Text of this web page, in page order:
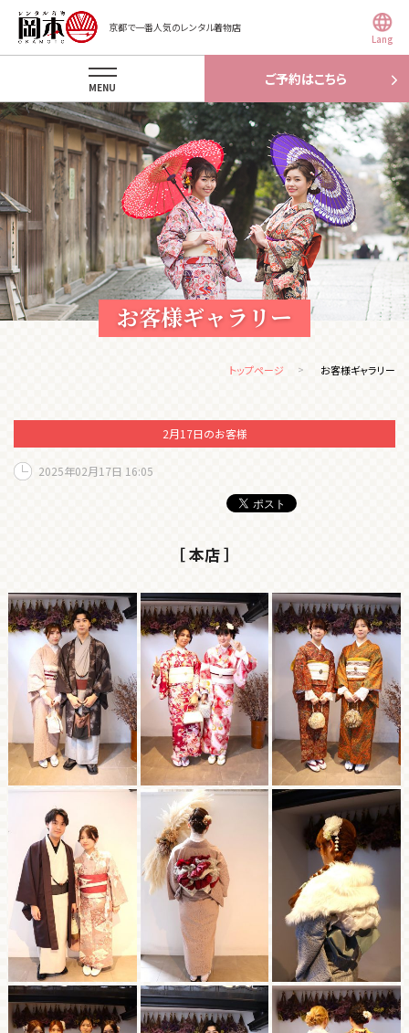
京都で一番人気のレンタル着物店
Lang
ご予約はこちら
MENU
お客様ギャラリー
トップページ お客様ギャラリー
2月17日のお客様
2025年02月17日 16:05
［ 本店 ］